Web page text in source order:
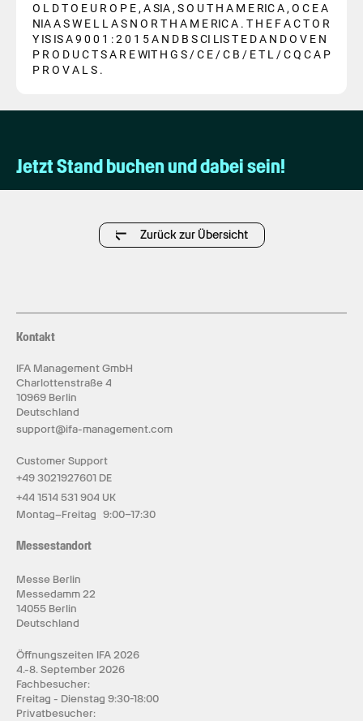
O L D T O E U R O P E , A SIA , S O U T H A M E RIC A , O C E A
NIA A S W E L L A S N O R T H A M E RIC A . T H E F A C T O R
Y IS IS A 9 0 0 1 : 2 0 1 5 A N D B S CI LIS T E D A N D O V E N
P R O D U C T S A R E WIT H G S / C E / C B / E T L / C Q C A P
P R O V A L S .
Jetzt Stand buchen und dabei sein!
Zurück zur Übersicht
Kontakt
IFA Management GmbH
Charlottenstraße 4
10969 Berlin
Deutschland
support@ifa-management.com
Customer Support
+49 3021927601 DE
+44 1514 531 904 UK
Montag–Freitag 9:00–17:30
Messestandort
Messe Berlin
Messedamm 22
14055 Berlin
Deutschland
Öffnungszeiten IFA 2026
4.-8. September 2026
Fachbesucher:
Freitag - Dienstag 9:30-18:00
Privatbesucher: